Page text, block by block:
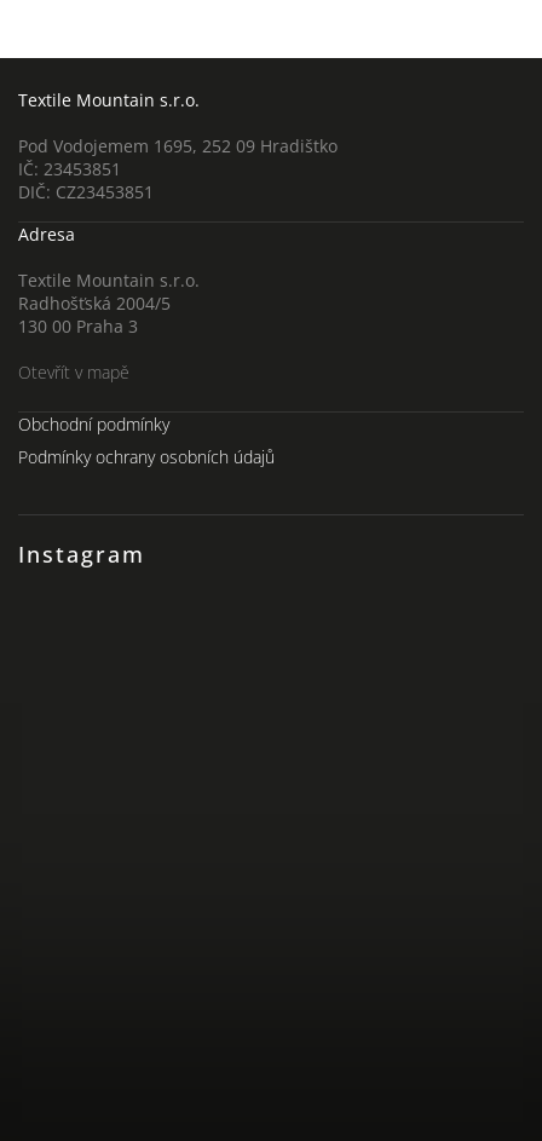
Textile Mountain s.r.o.
Pod Vodojemem 1695, 252 09 Hradištko
IČ: 23453851
DIČ: CZ23453851
Adresa
Textile Mountain s.r.o.
Radhošťská 2004/5
130 00 Praha 3
Otevřít v mapě
Instagram
Obchodní podmínky
Podmínky ochrany osobních údajů